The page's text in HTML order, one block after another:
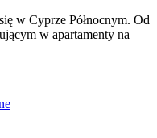
w Cyprze Północnym. Od
w apartamenty na